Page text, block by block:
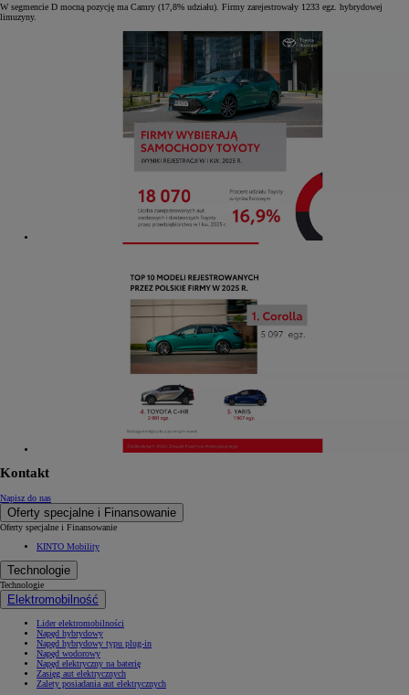
W segmencie D mocną pozycję ma Camry (17,8% udziału). Firmy zarejestrowały 1233 egz. hybrydowej
limuzyny.
Kontakt
Napisz do nas
Oferty specjalne i Finansowanie
Oferty specjalne i Finansowanie
KINTO Mobility
Technologie
Technologie
Elektromobilność
Lider elektromobilności
Napęd hybrydowy
Napęd hybrydowy typu plug-in
Napęd wodorowy
Napęd elektryczny na baterię
Zasięg aut elektrycznych
Zalety posiadania aut elektrycznych